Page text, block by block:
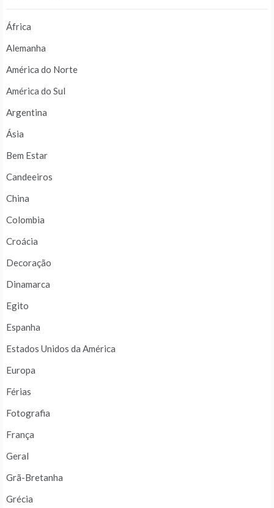
África
Alemanha
América do Norte
América do Sul
Argentina
Ásia
Bem Estar
Candeeiros
China
Colombia
Croácia
Decoração
Dinamarca
Egito
Espanha
Estados Unidos da América
Europa
Férias
Fotografia
França
Geral
Grã-Bretanha
Grécia